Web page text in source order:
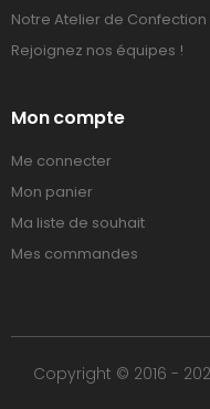
Notre Atelier de Confection
Rejoignez nos équipes !
Mon compte
Me connecter
Mon panier
Ma liste de souhait
Mes commandes
Copyright © 2016 -